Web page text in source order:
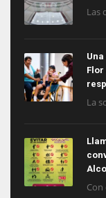
Las
La